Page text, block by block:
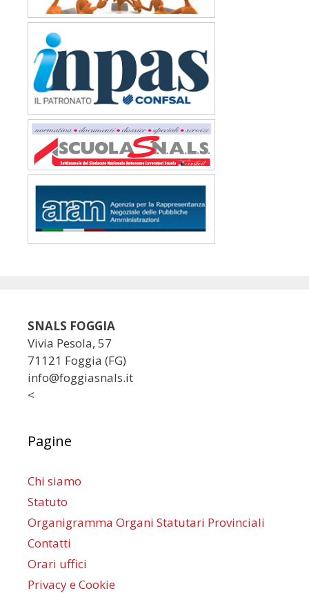
SNALS FOGGIA
Vivia Pesola, 57
71121 Foggia (FG)
info@foggiasnals.it
<
Pagine
Chi siamo
Statuto
Organigramma Organi Statutari Provinciali
Contatti
Orari uffici
Privacy e Cookie